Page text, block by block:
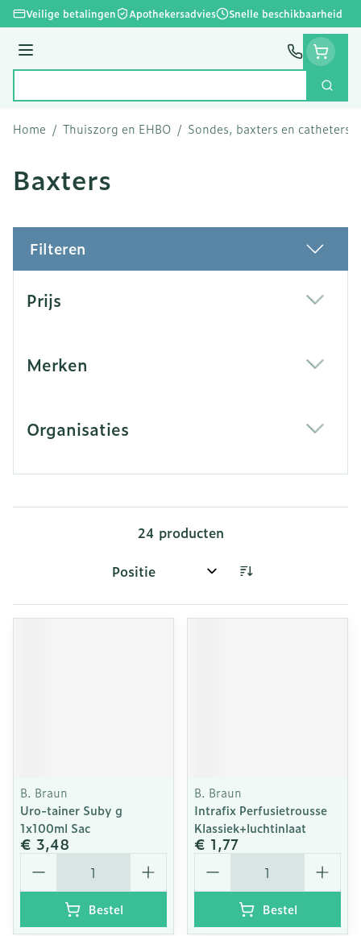
Ga naar de inhoud
Veilige betalingen Apothekersadvies Snelle beschikbaarheid
Menu
Zoek
Home / Thuiszorg en EHBO / Sondes, baxters en catheters
Baxters
Filteren
Prijs
Merken
Organisaties
24 producten
Sorteer op:
B. Braun
Uro-tainer Suby g
1x100ml Sac
€ 3,48
Aantal
Bestel
B. Braun
Intrafix Perfusietrousse
Klassiek+luchtinlaat
€ 1,77
Aantal
Bestel